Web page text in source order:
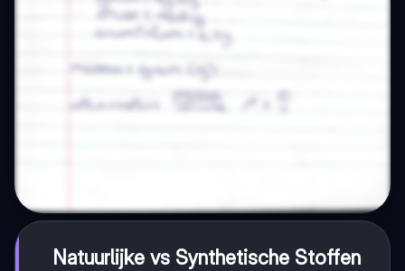
Natuurlijke vs Synthetische Stoffen